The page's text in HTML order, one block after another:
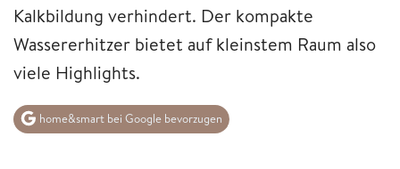
Kalkbildung verhindert. Der kompakte
Wassererhitzer bietet auf kleinstem Raum also
viele Highlights.
home&smart bei Google bevorzugen